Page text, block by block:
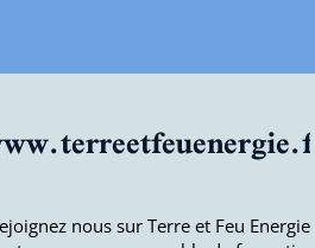
nous sur Terre et Feu Energie